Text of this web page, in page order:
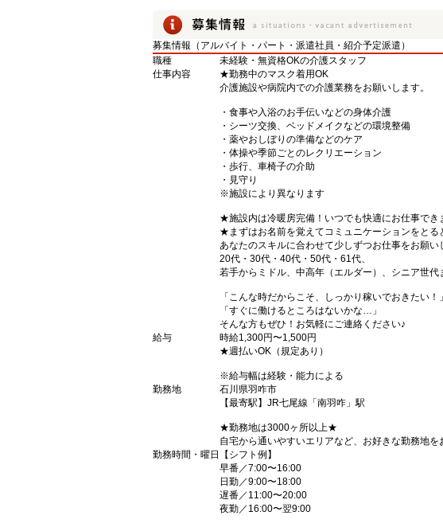
募集情報（アルバイト・パート・派遣社員・紹介予定派遣）
職種
未経験・無資格OKの介護スタッフ
仕事内容
★勤務中のマスク着用OK
介護施設や病院内での介護業務をお願いします。
・食事や入浴のお手伝いなどの身体介護
・シーツ交換、ベッドメイクなどの環境整備
・薬やおしぼりの準備などのケア
・体操や季節ごとのレクリエーション
・歩行、車椅子の介助
・見守り
※施設により異なります
★施設内は冷暖房完備！いつでも快適にお仕事でき
★まずはお名前を覚えてコミュニケーションをとる
あなたのスキルに合わせて少しずつお仕事をお願い
20代・30代・40代・50代・61代、
若手からミドル、中高年（エルダー）、シニア世代
「こんな時だからこそ、しっかり稼いでおきたい！」
「すぐに働けるところはないかな…」
そんな方もぜひ！お気軽にご連絡ください♪
給与
時給1,300円〜1,500円
★週払いOK（規定あり）
※給与幅は経験・能力による
勤務地
石川県羽咋市
【最寄駅】JR七尾線「南羽咋」駅
★勤務地は3000ヶ所以上★
自宅から通いやすいエリアなど、お好きな勤務地を
勤務時間・曜日
【シフト例】
早番／7:00〜16:00
日勤／9:00〜18:00
遅番／11:00〜20:00
夜勤／16:00〜翌9:00